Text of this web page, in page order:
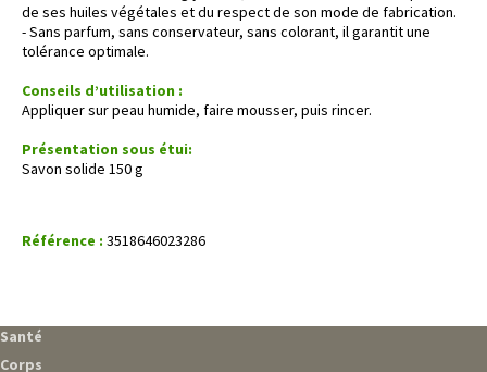
de ses huiles végétales et du respect de son mode de fabrication.
- Sans parfum, sans conservateur, sans colorant, il garantit une
tolérance optimale.
Conseils d’utilisation :
Appliquer sur peau humide, faire mousser, puis rincer.
Présentation sous étui:
Savon solide 150 g
Référence : 3518646023286
Santé
Corps